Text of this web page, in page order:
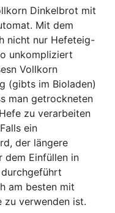
Dinkelbrot mit
Mit dem
nicht nur Hefeteig-
unkompliziert
Vollkorn
(gibts im Bioladen)
man getrockneten
zu verarbeiten
ein
der längere
dem Einfüllen in
am besten mit
zu verwenden ist.